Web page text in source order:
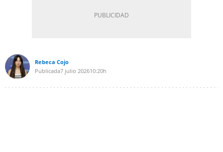
Rebeca Cojo
Publicada7 julio 202610:20h